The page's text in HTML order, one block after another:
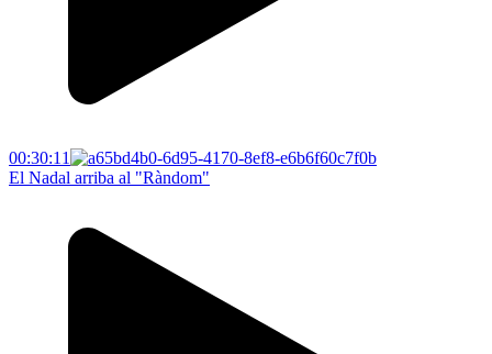
00:30:11
El Nadal arriba al "Ràndom"